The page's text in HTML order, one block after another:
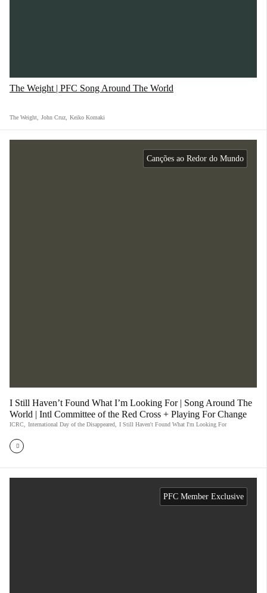
The Weight | PFC Song Around The World
The Weight John Cruz Keiko Komaki
Canções ao Redor do Mundo
​I Still Haven’t Found What I’m Looking For | Song Around The
World | Intl Committee of the Red Cross + Playing For Change
ICRC International Day of the Disappeared I Still Haven't Found What I'm Looking For
PFC Member Exclusive